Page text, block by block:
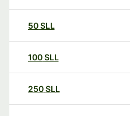
50SLL
100SLL
250SLL